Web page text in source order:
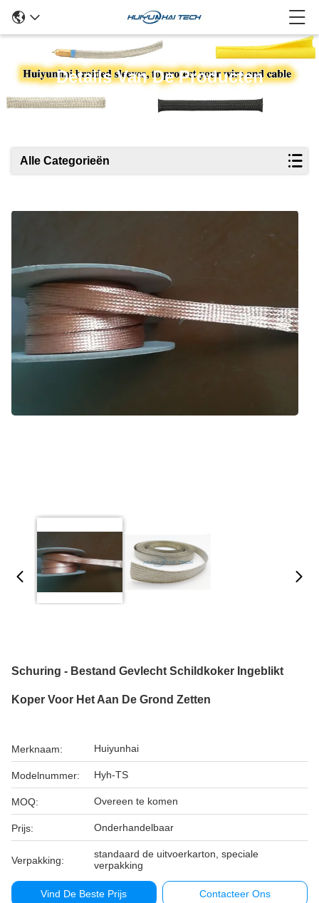
Details Van De Producten
Alle Categorieën
Schuring - Bestand Gevlecht Schildkoker Ingeblikt
Koper Voor Het Aan De Grond Zetten
Merknaam: Huiyunhai
Modelnummer: Hyh-TS
MOQ: Overeen te komen
Prijs: Onderhandelbaar
Verpakking:
standaard de uitvoerkarton, speciale
verpakking
Vind De Beste Prijs Contacteer Ons